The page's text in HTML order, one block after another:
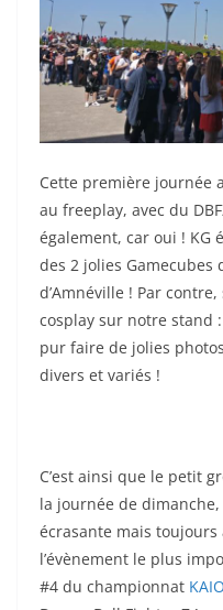
Cette première journée
au freeplay, avec du
également, car oui ! KG
des 2 jolies Gamecubes
d’Amnéville ! Par
cosplay sur notre stand
pur faire de jolies
divers et variés !
C’est ainsi que le petit
la journée de
écrasante mais
l’évènement le plus
#4 du championnat